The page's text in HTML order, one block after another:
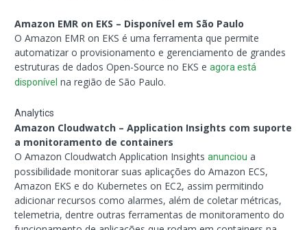
Amazon EMR on EKS – Disponível em São Paulo
O Amazon EMR on EKS é uma ferramenta que permite
automatizar o provisionamento e gerenciamento de grandes
estruturas de dados Open-Source no EKS eagora está
disponível na região de São Paulo.
Analytics
Amazon Cloudwatch – Application Insights com suporte
a monitoramento de containers
O Amazon Cloudwatch Application Insightsanunciou a
possibilidade monitorar suas aplicações do Amazon ECS,
Amazon EKS e do Kubernetes on EC2, assim permitindo
adicionar recursos como alarmes, além de coletar métricas,
telemetria, dentre outras ferramentas de monitoramento do